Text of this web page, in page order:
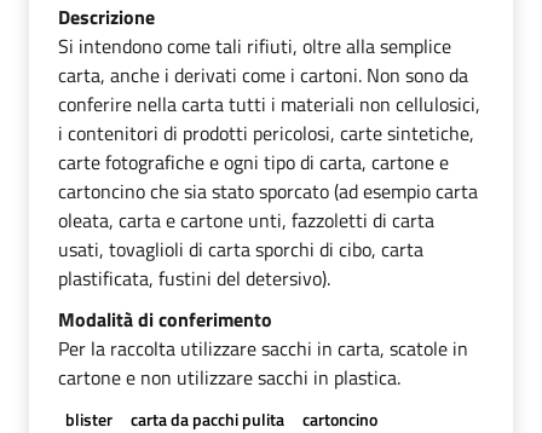
Descrizione
Si intendono come tali rifiuti, oltre alla semplice
carta, anche i derivati come i cartoni. Non sono da
conferire nella carta tutti i materiali non cellulosici,
i contenitori di prodotti pericolosi, carte sintetiche,
carte fotografiche e ogni tipo di carta, cartone e
cartoncino che sia stato sporcato (ad esempio carta
oleata, carta e cartone unti, fazzoletti di carta
usati, tovaglioli di carta sporchi di cibo, carta
plastificata, fustini del detersivo).
Modalità di conferimento
Per la raccolta utilizzare sacchi in carta, scatole in
cartone e non utilizzare sacchi in plastica.
blister carta da pacchi pulita
cartoncino